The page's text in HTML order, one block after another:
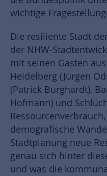
wichtige
Die resiliente Stadt
der NHW-
mit seinen Gästen
Heidelberg (Jürgen
(Patrick Burghardt),
Hofmann) und
demografische
Stadtplanung neue
genau sich hinter
und was die